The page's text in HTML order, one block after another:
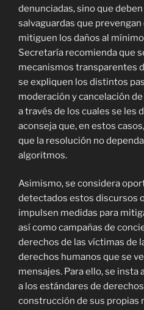
denunciadas, sino que
salvaguardas que
mitiguen los daños al
Secretaría recomienda que
mecanismos transparentes
se expliquen los distintos
moderación y cancelación
a través de los cuales se les
aconseja que, en estos
que la resolución no
algoritmos.
Asimismo, se considera
detectados estos discursos
impulsen medidas para
así como campañas de
derechos de las víctimas de
derechos humanos que se
mensajes. Para ello, se insta
a los estándares de
construcción de sus propias